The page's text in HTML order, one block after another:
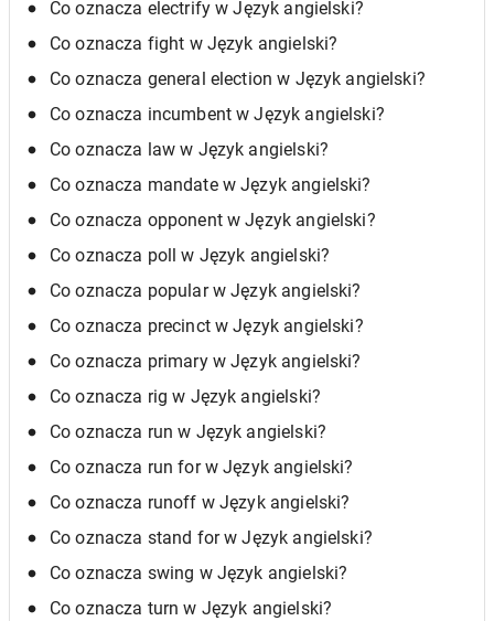
Co oznacza electrify w Język angielski?
Co oznacza fight w Język angielski?
Co oznacza general election w Język angielski?
Co oznacza incumbent w Język angielski?
Co oznacza law w Język angielski?
Co oznacza mandate w Język angielski?
Co oznacza opponent w Język angielski?
Co oznacza poll w Język angielski?
Co oznacza popular w Język angielski?
Co oznacza precinct w Język angielski?
Co oznacza primary w Język angielski?
Co oznacza rig w Język angielski?
Co oznacza run w Język angielski?
Co oznacza run for w Język angielski?
Co oznacza runoff w Język angielski?
Co oznacza stand for w Język angielski?
Co oznacza swing w Język angielski?
Co oznacza turn w Język angielski?